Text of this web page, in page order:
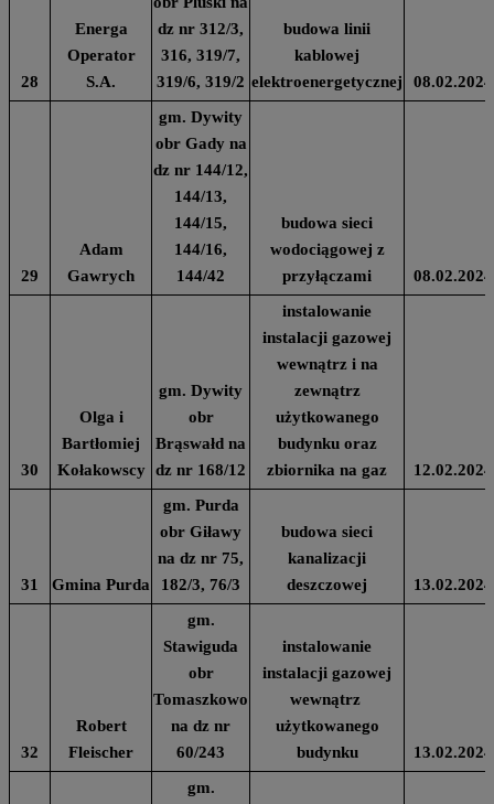
28
Energa
Operator
S.A.
dz nr 312/3,
316, 319/7,
319/6, 319/2
budowa linii
kablowej
elektroenergetycznej
08.02.2024
29
Adam
Gawrych
gm. Dywity
obr Gady na
dz nr 144/12,
144/13,
144/15,
144/16,
144/42
budowa sieci
wodociągowej z
przyłączami
08.02.2024
30
Olga i
Bartłomiej
Kołakowscy
gm. Dywity
obr
Brąswałd na
dz nr 168/12
instalowanie
instalacji gazowej
wewnątrz i na
zewnątrz
użytkowanego
budynku oraz
zbiornika na gaz
12.02.2024
31 Gmina Purda
gm. Purda
obr Giławy
na dz nr 75,
182/3, 76/3
budowa sieci
kanalizacji
deszczowej
13.02.2024
32
Robert
Fleischer
gm.
Stawiguda
obr
Tomaszkowo
na dz nr
60/243
instalowanie
instalacji gazowej
wewnątrz
użytkowanego
budynku
13.02.2024
gm.